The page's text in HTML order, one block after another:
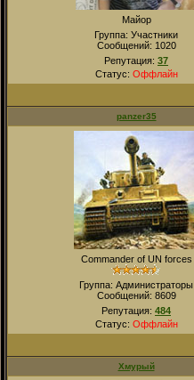
Майор
Группа: Участники
Сообщений: 1020
Репутация: 37
Статус: Оффлайн
panzer35
Commander of UN forces
Группа: Администраторы
Сообщений: 8609
Репутация: 484
Статус: Оффлайн
Хмурый